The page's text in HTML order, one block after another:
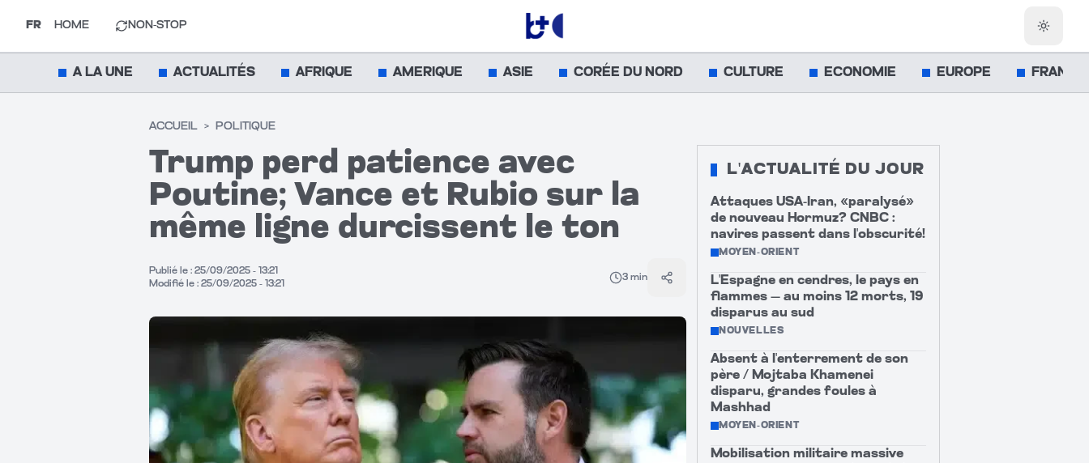
FR HOME NON-STOP
A LA UNE ACTUALITÉS AFRIQUE AMERIQUE ASIE CORÉE DU NORD CULTURE ECONOMIE EUROPE FRANCE
ACCUEIL > POLITIQUE
Trump perd patience avec
Poutine; Vance et Rubio sur la
même ligne durcissent le ton
Publié le : 25/09/2025 - 13:21
Modifié le : 25/09/2025 - 13:21
3 min
Partager
L'ACTUALITÉ DU JOUR
Attaques USA-Iran, «paralysé»
de nouveau Hormuz? CNBC :
navires passent dans l'obscurité!
MOYEN-ORIENT
L'Espagne en cendres, le pays en
flammes — au moins 12 morts, 19
disparus au sud
NOUVELLES
Absent à l'enterrement de son
père / Mojtaba Khamenei
disparu, grandes foules à
Mashhad
MOYEN-ORIENT
Mobilisation militaire massive